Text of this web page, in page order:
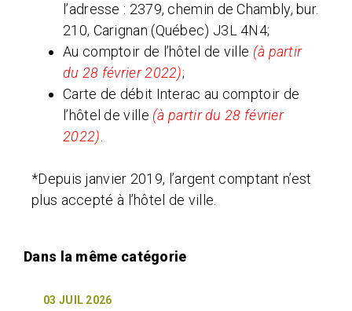
l’adresse : 2379, chemin de Chambly, bur.
210, Carignan (Québec) J3L 4N4;
Au comptoir de l’hôtel de ville (à partir
du 28 février 2022);
Carte de débit Interac au comptoir de
l’hôtel de ville (à partir du 28 février
2022).
*Depuis janvier 2019, l’argent comptant n’est
plus accepté à l’hôtel de ville.
03 JUIL 2026